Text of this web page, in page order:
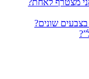
שונים?